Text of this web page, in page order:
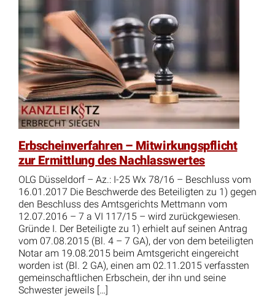
Erbscheinverfahren – Mitwirkungspflicht
zur Ermittlung des Nachlasswertes
OLG Düsseldorf – Az.: I-25 Wx 78/16 – Beschluss vom
16.01.2017 Die Beschwerde des Beteiligten zu 1) gegen
den Beschluss des Amtsgerichts Mettmann vom
12.07.2016 – 7 a VI 117/15 – wird zurückgewiesen.
Gründe I. Der Beteiligte zu 1) erhielt auf seinen Antrag
vom 07.08.2015 (Bl. 4 – 7 GA), der von dem beteiligten
Notar am 19.08.2015 beim Amtsgericht eingereicht
worden ist (Bl. 2 GA), einen am 02.11.2015 verfassten
gemeinschaftlichen Erbschein, der ihn und seine
Schwester jeweils […]